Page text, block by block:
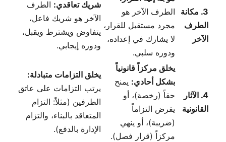
3. مكانة
الطرف
الآخر
الطرف الآخر هو
مجرد مستقبل للقرار،
لا يشارك في إعداده،
ودوره سلبي.
شريك تعاقدي: الطرف
الآخر هو شريك فاعل،
يتفاوض ويشترط ويقبل،
ودوره إيجابي.
4. الآثار
القانونية
يخلق مركزاً قانونياً
بشكل أحادي: يمنح
حقاً (رخصة)، أو
يفرض التزاماً
(ضريبة)، أو ينهي
مركزاً (قرار فصل).
يخلق التزامات متبادلة:
يرتب التزامات على عاتق
الطرفين (مثلاً: التزام
المتعاقد بالبناء، والتزام
الإدارة بالدفع).